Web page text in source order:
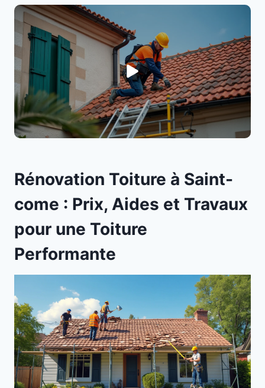
Rénovation Toiture à Saint-
come : Prix, Aides et Travaux
pour une Toiture
Performante